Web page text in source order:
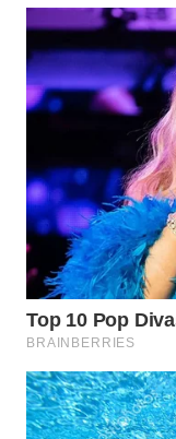
BOGOR
WN
DEPOK
TAPANULI
UTARA
WN
SAMOSIR
WN
LAWAS